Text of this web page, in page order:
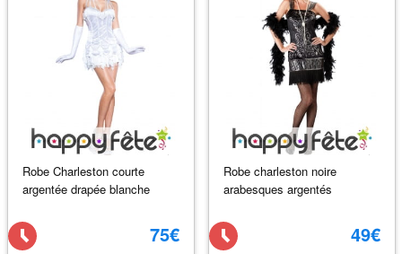
Robe Charleston courte
argentée drapée blanche
75€
Robe charleston noire
arabesques argentés
49€